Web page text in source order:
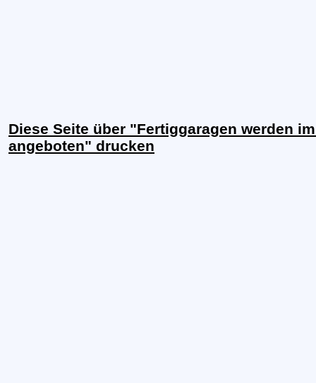
Diese Seite über "Fertiggaragen werden
angeboten" drucken